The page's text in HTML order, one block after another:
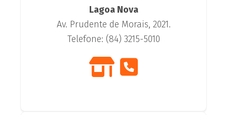
Lagoa Nova
Av. Prudente de Morais, 2021.
Telefone: (84) 3215-5010